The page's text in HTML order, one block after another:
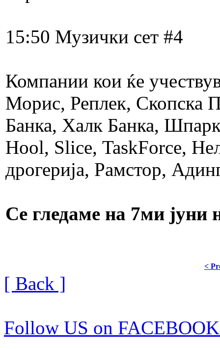
15:50 ​Музички сет #4
Компании кои ќе
Морис, Реплек, Скопска
Банка, Халк Банка,
Hool, Slice, TaskForce,
дрогерија, Рамстор,
Се гледаме на 7ми
<
[ Back ]
Follow US on